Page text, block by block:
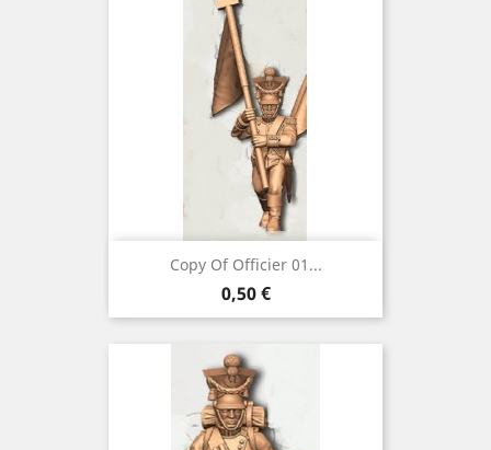
Copy Of Officier 01...
Preço
0,50 €